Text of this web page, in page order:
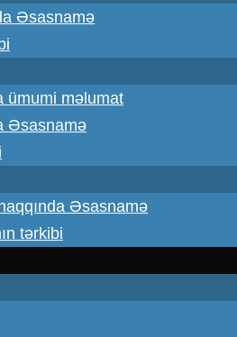
Əsasnamə
ümumi məlumat
Əsasnamə
Əsasnamə
tərkibi